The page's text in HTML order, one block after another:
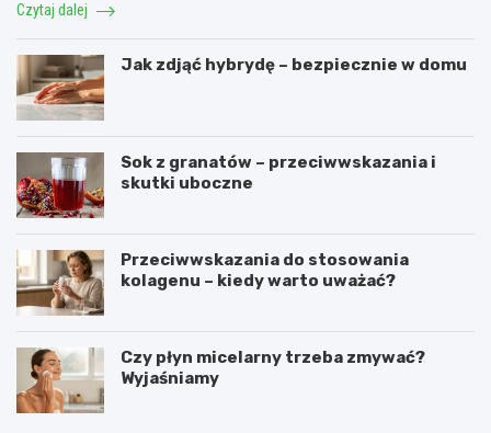
Czytaj dalej
Jak zdjąć hybrydę – bezpiecznie w domu
Sok z granatów – przeciwwskazania i
skutki uboczne
Przeciwwskazania do stosowania
kolagenu – kiedy warto uważać?
Czy płyn micelarny trzeba zmywać?
Wyjaśniamy
O
C